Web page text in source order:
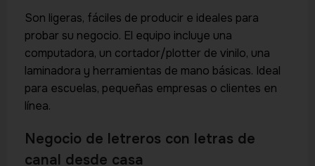
Son ligeras, fáciles de producir e ideales para
probar su negocio. El equipo incluye una
computadora, un cortador/plotter de vinilo, una
laminadora y herramientas de mano básicas. Ideal
para escuelas, pequeñas empresas o clientes en
línea.
Negocio de letreros con letras de
canal desde casa